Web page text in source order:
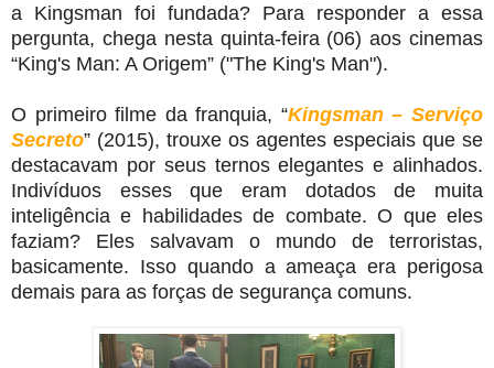
a Kingsman foi fundada? Para responder a essa
pergunta, chega nesta quinta-feira (06) aos cinemas
“King's Man: A Origem” ("The King's Man").
O primeiro filme da franquia, “Kingsman – Serviço
Secreto” (2015), trouxe os agentes especiais que se
destacavam por seus ternos elegantes e alinhados.
Indivíduos esses que eram dotados de muita
inteligência e habilidades de combate. O que eles
faziam? Eles salvavam o mundo de terroristas,
basicamente. Isso quando a ameaça era perigosa
demais para as forças de segurança comuns.